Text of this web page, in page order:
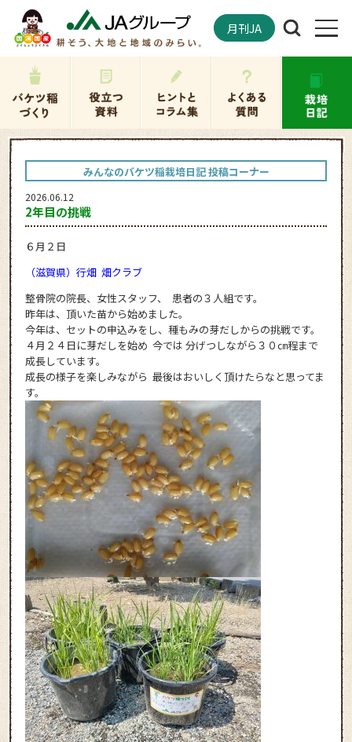
月刊JA
みんなのバケツ稲栽培日記 投稿コーナー
2026.06.12
2年目の挑戦
６月２日
（滋賀県）行畑 畑クラブ
整骨院の院長、女性スタッフ、 患者の３人組です。
昨年は、頂いた苗から始めました。
今年は、セットの申込みをし、種もみの芽だしからの挑戦です。
４月２４日に芽だしを始め 今では 分げつしながら３０㎝程まで
成長しています。
成長の様子を楽しみながら 最後はおいしく頂けたらなと思ってま
す。